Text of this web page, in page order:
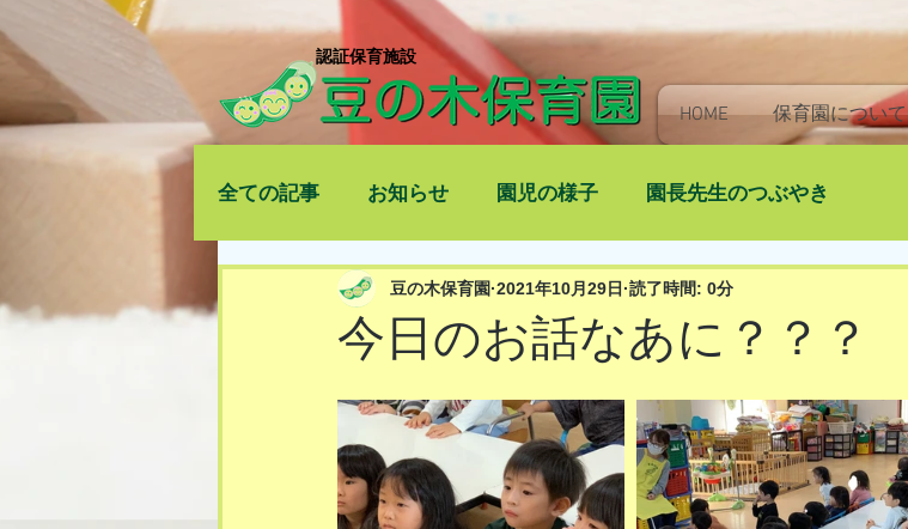
​認証保育施設
HOME 保育園について
全ての記事 お知らせ 園児の様子 園長先生のつぶやき
今日のお話なあに？？？
豆の木保育園 2021年10月29日 読了時間: 0分